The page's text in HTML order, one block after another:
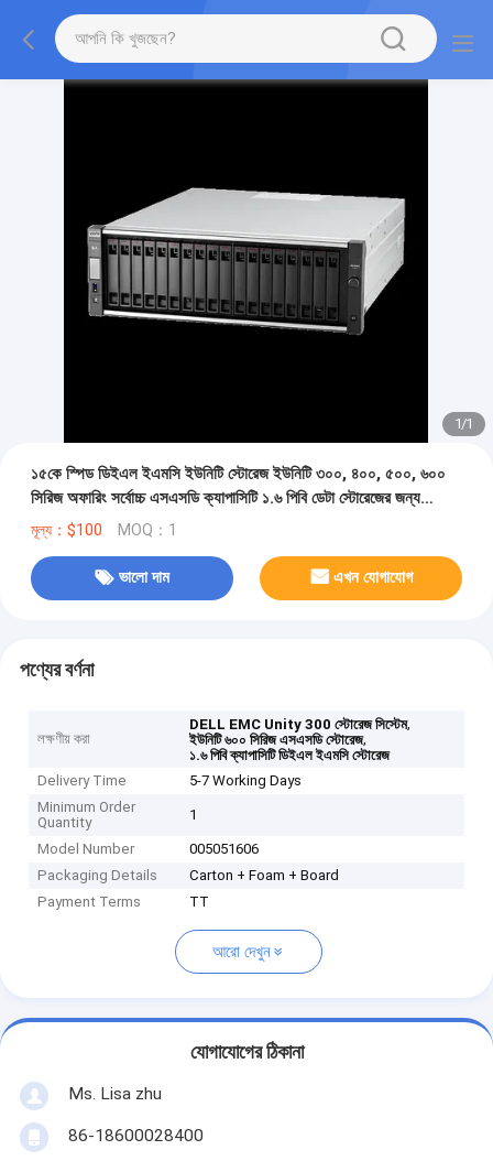
1/1
১৫কে স্পিড ডিইএল ইএমসি ইউনিটি স্টোরেজ ইউনিটি ৩০০, ৪০০, ৫০০, ৬০০
সিরিজ অফারিং সর্বোচ্চ এসএসডি ক্যাপাসিটি ১.৬ পিবি ডেটা স্টোরেজের জন্য
ডিজাইন করা হয়েছে
মূল্য：$100 MOQ：1
ভালো দাম এখন যোগাযোগ
পণ্যের বর্ণনা
লক্ষণীয় করা
DELL EMC Unity 300 স্টোরেজ সিস্টেম,
ইউনিটি ৬০০ সিরিজ এসএসডি স্টোরেজ,
১.৬ পিবি ক্যাপাসিটি ডিইএল ইএমসি স্টোরেজ
Delivery Time
5-7 Working Days
Minimum Order
Quantity
1
Model Number
005051606
Packaging Details
Carton + Foam + Board
Payment Terms
TT
আরো দেখুন
যোগাযোগের ঠিকানা
Ms. Lisa zhu
86-18600028400